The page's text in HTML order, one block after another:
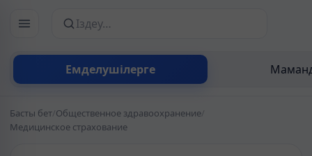
Емделушілерге
Сайттан іздеу
Басты бет/Общественное здравоохранение/
Медицинское страхование